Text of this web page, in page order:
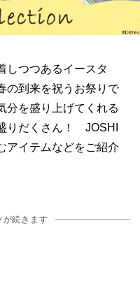
しつつあるイースタ
の到来を祝うお祭りで
分を盛り上げてくれる
りだくさん！ JOSHI
アイテムなどをご紹介
が続きます